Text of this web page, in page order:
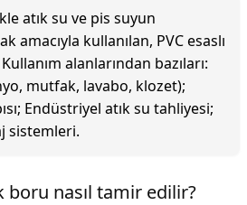
atık su ve pis suyun
amacıyla kullanılan, PVC esaslı
alanlarından bazıları:
mutfak, lavabo, klozet);
Endüstriyel atık su tahliyesi;
sistemleri.
boru nasıl tamir edilir?